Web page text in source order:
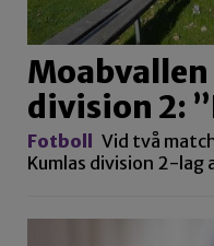
Moabvallen
division 2:
Fotboll Vid två
Kumlas division 2-lag